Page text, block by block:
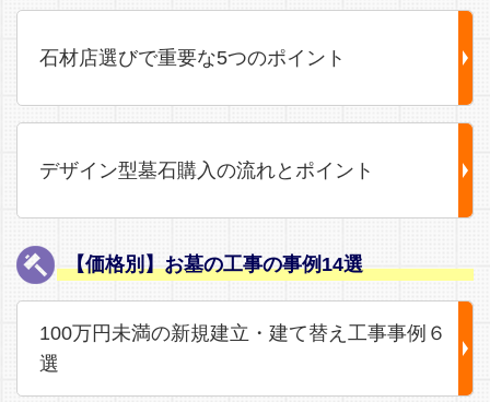
石材店選びで重要な5つのポイント
デザイン型墓石購入の流れとポイント
【価格別】お墓の工事の事例14選
100万円未満の新規建立・建て替え工事事例６
選